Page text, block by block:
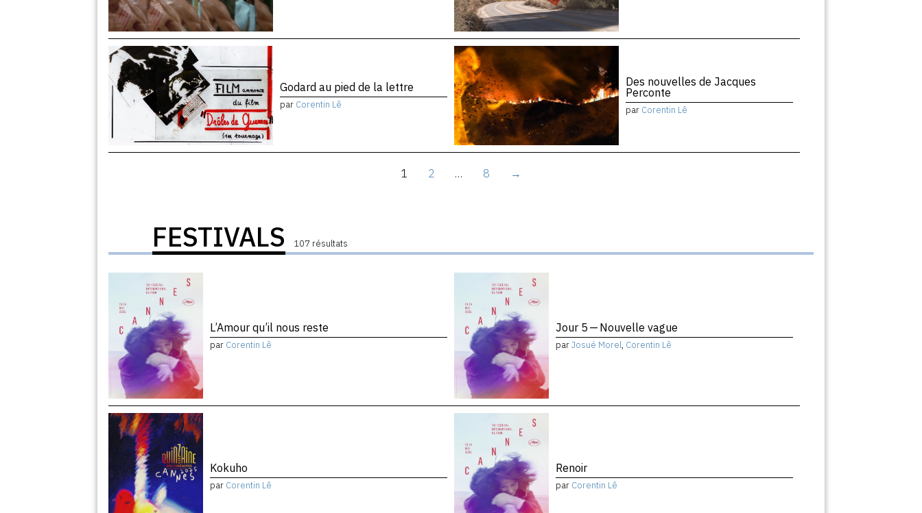
Godard au pied de la lettre
par Corentin Lê
Des nouvelles de Jacques
Perconte
par Corentin Lê
1 2 … 8 →
FESTIVALS 107 résultats
L’Amour qu’il nous reste
par Corentin Lê
Jour 5 — Nouvelle vague
parJosué Morel, Corentin Lê
Kokuho
par Corentin Lê
Renoir
par Corentin Lê